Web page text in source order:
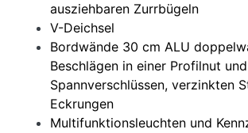
ausziehbaren Zurrbügeln
V-Deichsel
Bordwände 30 cm ALU
Beschlägen in einer Profilnut und
Spannverschlüssen, verzinkten
Eckrungen
Multifunktionsleuchten und